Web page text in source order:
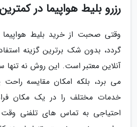
رزرو بلیط هواپیما در
وقتی صحبت از خرید بلیط
گردد، بدون شک برترین گزینه
آنلاین معتبر است. این روش نه تنها
می برد، بلکه امکان مقایسه راحت
خدمات مختلف را در یک مکان
احتیاجی به تماس های تلفنی وقت